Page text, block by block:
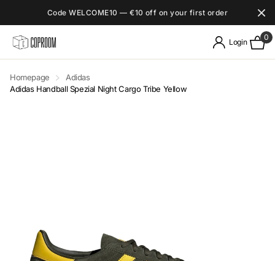
Code WELCOME10 — €10 off on your first order
Login
0
Homepage
Adidas
Adidas Handball Spezial Night Cargo Tribe Yellow